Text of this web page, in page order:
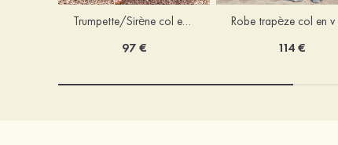
Trumpette/Sirène col en v jersey ras du sol robe de demoiselle d'honneur
97 € 114 €